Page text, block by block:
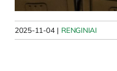
2025-11-04 | RENGINIAI